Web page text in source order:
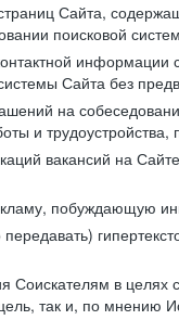
Сайта,
поисковой
Сайта без
на
и
вакансий на
побуждающую
Соискателям в
так и, по мнению